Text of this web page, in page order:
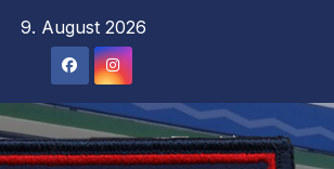
9. August 2026